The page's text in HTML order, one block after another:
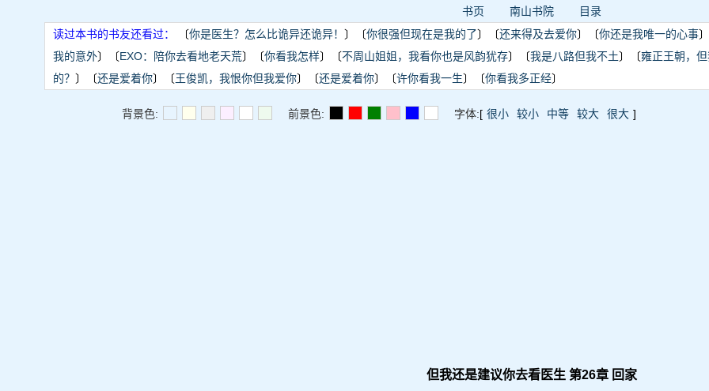
书页 南山书院
目录
读过本书的书友还看过：
〔你是医生？怎么比诡异还诡异！〕〔你很强但现在是我的了〕〔还来得及去爱你〕〔你还是我唯一的心事
我的意外〕〔EXO：陪你去看地老天荒〕〔你看我怎样〕〔不周山姐姐，我看你也是风韵犹存〕〔我是八路但我不土〕〔雍正王朝，
的？〕〔还是爱着你〕〔王俊凯，我恨你但我爱你〕〔还是爱着你〕〔许你看我一生〕〔你看我多正经〕
背景色: 前景色: 字体:[ 很小 较小 中等 较大 很大 ]
但我还是建议你去看医生 第26章 回家